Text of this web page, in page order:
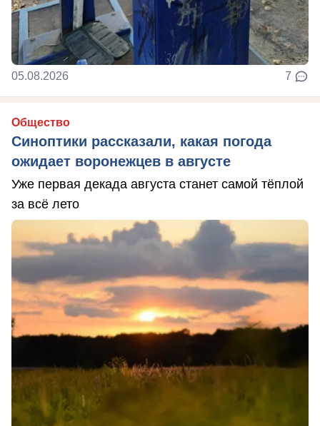
05.08.2026 7
Общество
Синоптики рассказали, какая погода
ожидает воронежцев в августе
Уже первая декада августа станет самой тёплой
за всё лето